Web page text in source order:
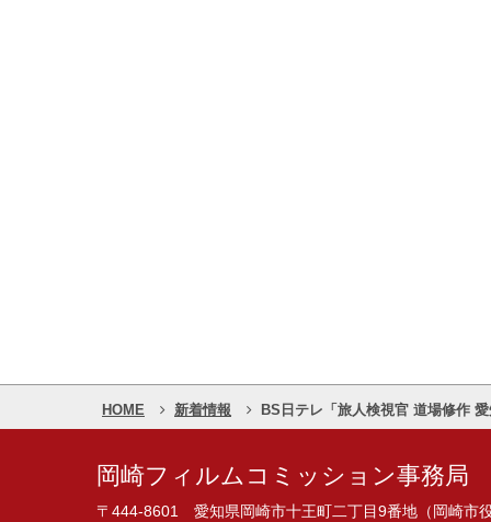
HOME 新着情報 BS日テレ「旅人検視官 道場修作
岡崎フィルムコミッション事務局
〒444-8601 愛知県岡崎市十王町二丁目9番地（岡崎市